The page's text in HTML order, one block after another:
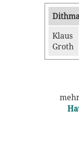
Klaus
Groth